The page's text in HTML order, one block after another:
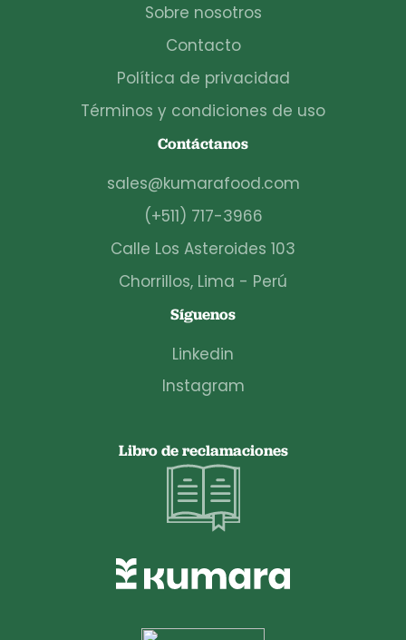
Sobre nosotros
Contacto
Política de privacidad
Términos y condiciones de uso
Contáctanos
sales@kumarafood.com
(+511) 717-3966
Calle Los Asteroides 103
Chorrillos, Lima - Perú
Síguenos
Linkedin
Instagram
Libro de reclamaciones